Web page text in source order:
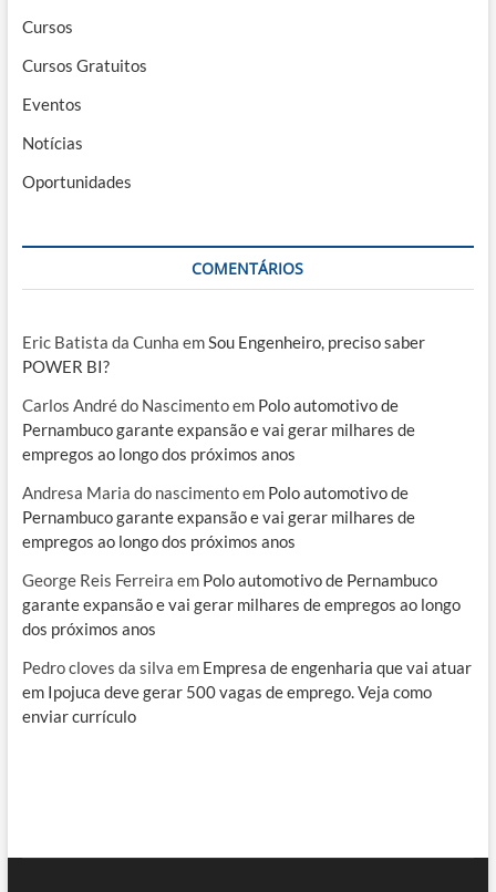
Cursos
Cursos Gratuitos
Eventos
Notícias
Oportunidades
COMENTÁRIOS
Eric Batista da Cunha emSou Engenheiro, preciso saber
POWER BI?
Carlos André do Nascimentoem Polo automotivo de
Pernambuco garante expansão e vai gerar milhares de
empregos ao longo dos próximos anos
Andresa Maria do nascimentoem Polo automotivo de
Pernambuco garante expansão e vai gerar milhares de
empregos ao longo dos próximos anos
George Reis Ferreira em Polo automotivo de Pernambuco
garante expansão e vai gerar milhares de empregos ao longo
dos próximos anos
Pedro cloves da silva em Empresa de engenharia que vai atuar
em Ipojuca deve gerar 500 vagas de emprego. Veja como
enviar currículo